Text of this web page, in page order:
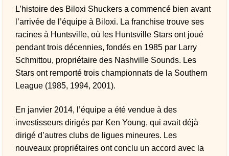
L’histoire des Biloxi Shuckers a commencé bien avant
l’arrivée de l’équipe à Biloxi. La franchise trouve ses
racines à Huntsville, où les Huntsville Stars ont joué
pendant trois décennies, fondés en 1985 par Larry
Schmittou, propriétaire des Nashville Sounds. Les
Stars ont remporté trois championnats de la Southern
League (1985, 1994, 2001).
En janvier 2014, l’équipe a été vendue à des
investisseurs dirigés par Ken Young, qui avait déjà
dirigé d’autres clubs de ligues mineures. Les
nouveaux propriétaires ont conclu un accord avec la